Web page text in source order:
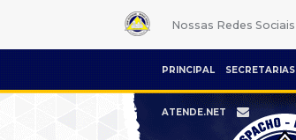
Nossas Redes Sociais
PRINCIPAL SECRETARIAS
ATENDE.NET